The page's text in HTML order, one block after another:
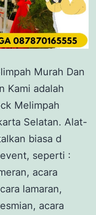
Murah Dan
Kami adalah
Melimpah
Selatan. Alat-
biasa d
seperti :
acara
lamaran,
acara